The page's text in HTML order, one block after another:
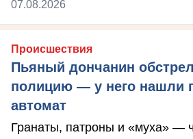
07.08.2026
Происшествия
Пьяный дончанин
полицию — у него нашли
автомат
Гранаты, патроны и «муха» —